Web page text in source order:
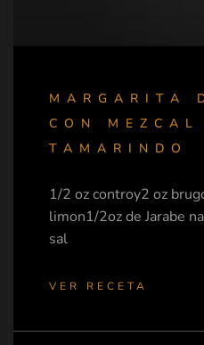
MARGARITA
CON MEZCAL
TAMARINDO
1/2 oz controy2 oz
limon1/2oz de Jarabe
sal
VER RECETA